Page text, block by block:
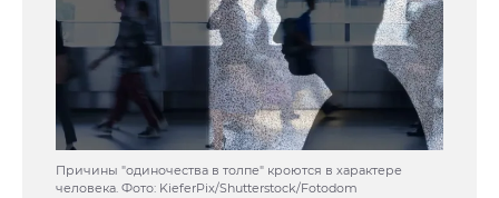
Причины "одиночества в толпе" кроются в характере
человека. Фото: KieferPix/Shutterstock/Fotodom